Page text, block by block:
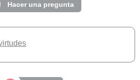
Hacer una pregunta